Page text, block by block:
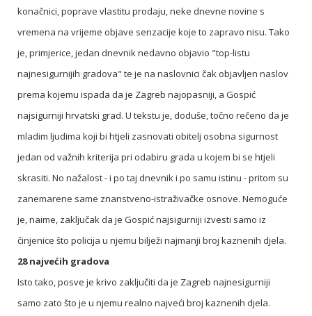
konačnici, poprave vlastitu prodaju, neke dnevne novine s
vremena na vrijeme objave senzacije koje to zapravo nisu. Tako
je, primjerice, jedan dnevnik nedavno objavio "top-listu
najnesigurnijih gradova" te je na naslovnici čak objavljen naslov
prema kojemu ispada da je Zagreb najopasniji, a Gospić
najsigurniji hrvatski grad. U tekstu je, doduše, točno rečeno da je
mladim ljudima koji bi htjeli zasnovati obitelj osobna sigurnost
jedan od važnih kriterija pri odabiru grada u kojem bi se htjeli
skrasiti. No nažalost - i po taj dnevnik i po samu istinu - pritom su
zanemarene same znanstveno-istraživačke osnove. Nemoguće
je, naime, zaključak da je Gospić najsigurniji izvesti samo iz
činjenice što policija u njemu bilježi najmanji broj kaznenih djela.
28 najvećih gradova
Isto tako, posve je krivo zaključiti da je Zagreb najnesigurniji
samo zato što je u njemu realno najveći broj kaznenih djela.